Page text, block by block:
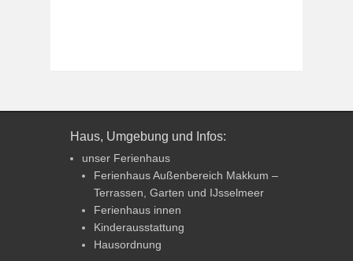
Haus, Umgebung und Infos:
unser Ferienhaus
Ferienhaus Außenbereich Makkum –
Terrassen, Garten und IJsselmeer
Ferienhaus innen
Kinderausstattung
Hausordnung